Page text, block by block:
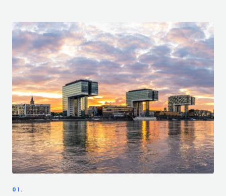
01.